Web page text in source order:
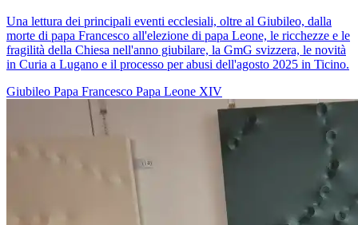
Una lettura dei principali eventi ecclesiali, oltre al Giubileo, dalla
morte di papa Francesco all'elezione di papa Leone, le ricchezze e le
fragilità della Chiesa nell'anno giubilare, la GmG svizzera, le novità
in Curia a Lugano e il processo per abusi dell'agosto 2025 in Ticino.
Giubileo Papa Francesco Papa Leone XIV